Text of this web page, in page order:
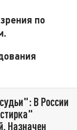
по
В России
Назначен